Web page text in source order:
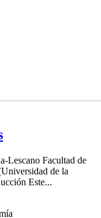
Lescano Facultad de
de la
Este...